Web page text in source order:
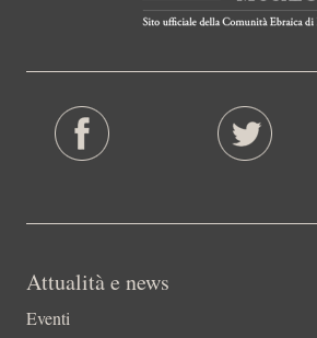
Attualità e news
Eventi